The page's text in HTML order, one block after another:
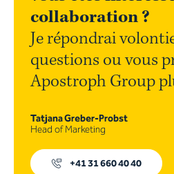
collaboration ?
Je répondrai
questions ou vous
Apostroph Group
Tatjana Greber-Probst
Head of Marketing
+41 31 660 40 40